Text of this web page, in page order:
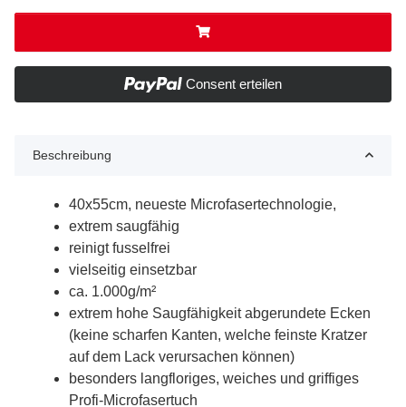
Consent erteilen
Beschreibung
40x55cm, neueste Microfasertechnologie,
extrem saugfähig
reinigt fusselfrei
vielseitig einsetzbar
ca. 1.000g/m²
extrem hohe Saugfähigkeit abgerundete Ecken
(keine scharfen Kanten, welche feinste Kratzer
auf dem Lack verursachen können)
besonders langfloriges, weiches und griffiges
Profi-Microfasertuch